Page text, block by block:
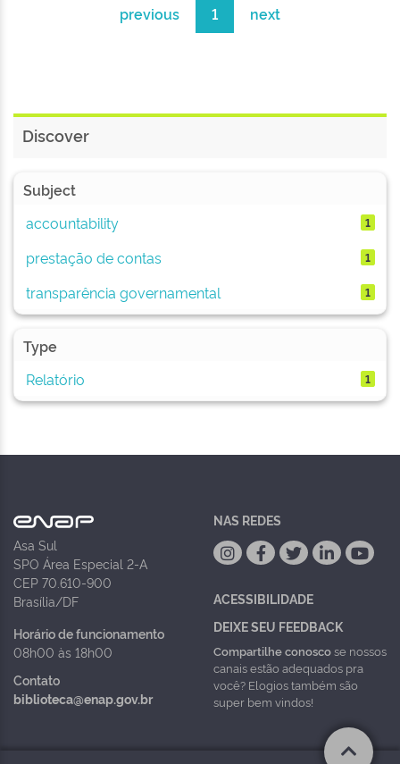
previous 1 next
Discover
Subject
accountability
1
prestação de contas 1
transparência governamental 1
Type
Relatório
1
Asa Sul
SPO Área Especial 2-A
CEP 70.610-900
Brasília/DF
Horário de funcionamento
08h00 às 18h00
Contato
biblioteca@enap.gov.br
NAS REDES
ACESSIBILIDADE
DEIXE SEU FEEDBACK
Compartilhe conoscose nossos
canais estão adequados pra
você? Elogios também são
super bem vindos!